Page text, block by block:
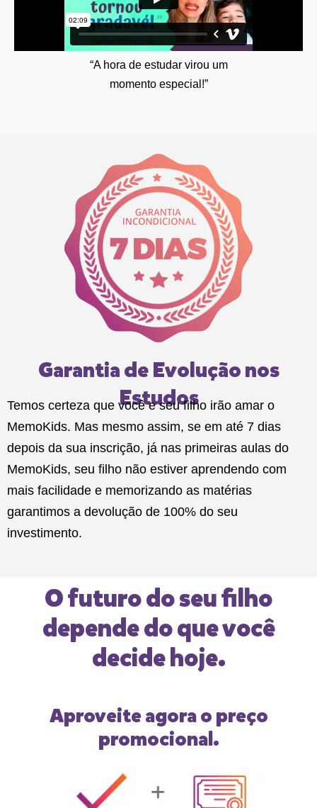
“A hora de estudar virou um
momento especial!”
Garantia de Evolução nos
Estudos
Temos certeza que você e seu filho irão amar o
MemoKids. Mas mesmo assim, se em até 7 dias
depois da sua inscrição, já nas primeiras aulas do
MemoKids, seu filho não estiver aprendendo com
mais facilidade e memorizando as matérias
garantimos a devolução de 100% do seu
investimento.
O futuro do seu filho
depende do que você
decide hoje.
Aproveite agora o preço
promocional.